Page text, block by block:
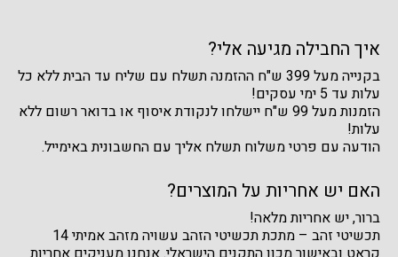
איך החבילה מגיעה אלי?
בקנייה מעל 399 ש"ח ההזמנה תשלח עם שליח עד הבית ללא כל
עלות עד 5 ימי עסקים!
הזמנות מעל 99 ש"ח יישלחו לנקודת איסוף או בדואר רשום ללא
עלות!
הודעה עם פרטי משלוח תשלח אליך עם החשבונית באימייל.
האם יש אחריות על המוצרים?
ברור, יש אחריות מלאה!
תכשיטי זהב – מתכת תכשיטי הזהב עשויה מזהב אמיתי 14